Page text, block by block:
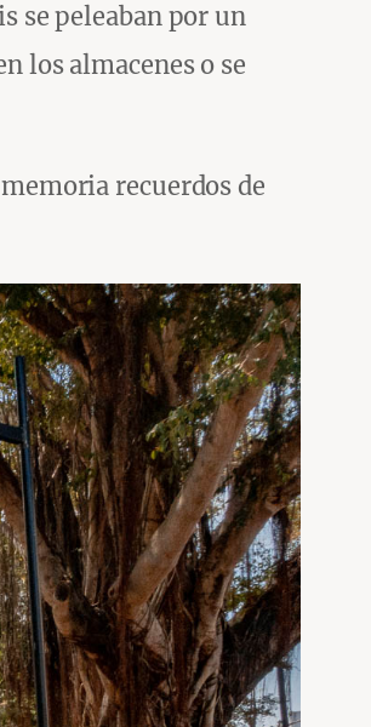
se peleaban por un
los almacenes o se
recuerdos de